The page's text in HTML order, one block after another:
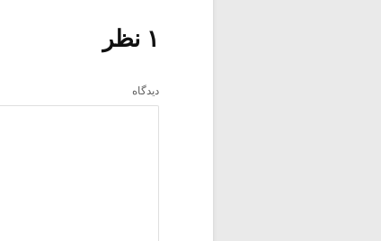
۱ نظر
دیدگاه